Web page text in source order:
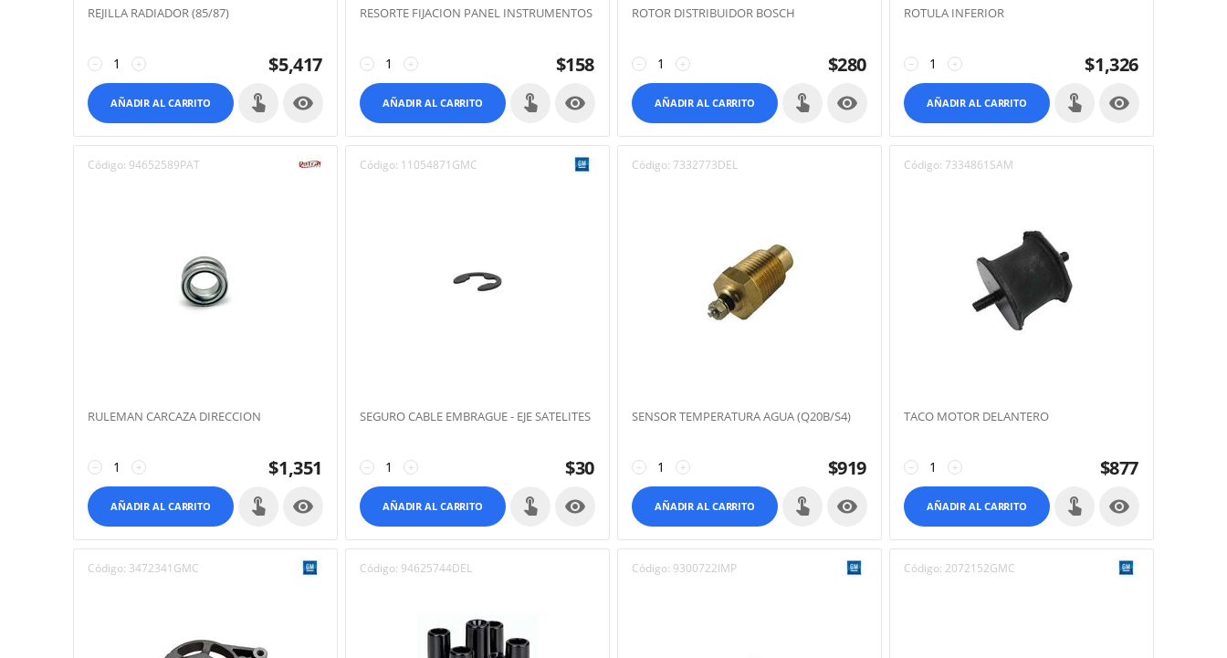
REJILLA RADIADOR (85/87)
+
− $5,417
AÑADIR AL CARRITO 
RESORTE FIJACION PANEL INSTRUMENTOS
+
− $158
AÑADIR AL CARRITO 
ROTOR DISTRIBUIDOR BOSCH
+
− $280
AÑADIR AL CARRITO 
ROTULA INFERIOR
+
− $1,326
AÑADIR AL CARRITO 
Código: 94652589PAT
RULEMAN CARCAZA DIRECCION
+
− $1,351
AÑADIR AL CARRITO 
Código: 11054871GMC
SEGURO CABLE EMBRAGUE - EJE SATELITES
+
− $30
AÑADIR AL CARRITO 
Código: 7332773DEL
SENSOR TEMPERATURA AGUA (Q20B/S4)
+
− $919
AÑADIR AL CARRITO 
Código: 7334861SAM
TACO MOTOR DELANTERO
+
− $877
AÑADIR AL CARRITO 
Código: 3472341GMC Código: 94625744DEL Código: 9300722IMP Código: 2072152GMC